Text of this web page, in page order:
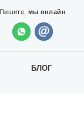
Пишите, мы онлайн
БЛОГ